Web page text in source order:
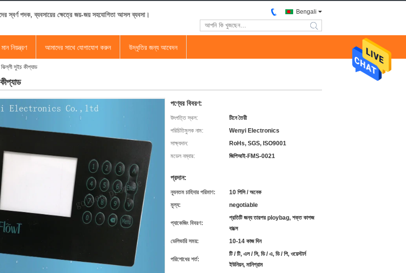
স্বর্ণ পদক, ব্যবসায়ের ক্ষেত্রে জয়-জয় সহযোগিতা আসল ব্যবসা। Bengali
search
মান নিয়ন্ত্রণ আমাদের সাথে যোগাযোগ করুন উদ্ধৃতির জন্য আবেদন
সুইচ কীপ্যাড
পণ্যের বিবরণ:
উৎপত্তি স্থল:
চীনে তৈরী
পরিচিতিমুলক নাম:
Wenyi Electronics
সাক্ষ্যদান:
RoHs, SGS, ISO9001
মডেল নম্বার:
জিপিআই-FMS-0021
প্রদান:
ন্যূনতম চাহিদার পরিমাণ:
10 পিসি / অনেক
মূল্য:
negotiable
প্যাকেজিং বিবরণ:
প্রতিটি জন্য তারপর ploybag, শক্ত কাগজ
বাক্সে
ডেলিভারি সময়:
10-14 কাজ দিন
পরিশোধের শর্ত:
টি / টি, এল / সি, ডি / এ, ডি / পি, ওয়েস্টার্ন
ইউনিয়ন, মানিগ্রাম